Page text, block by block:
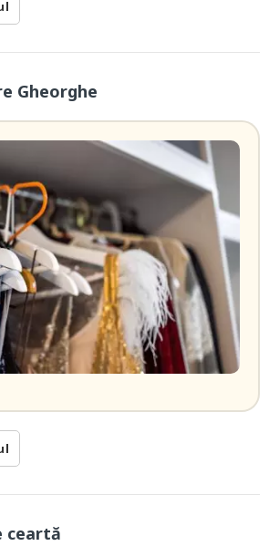
Gheorghe
ceartă